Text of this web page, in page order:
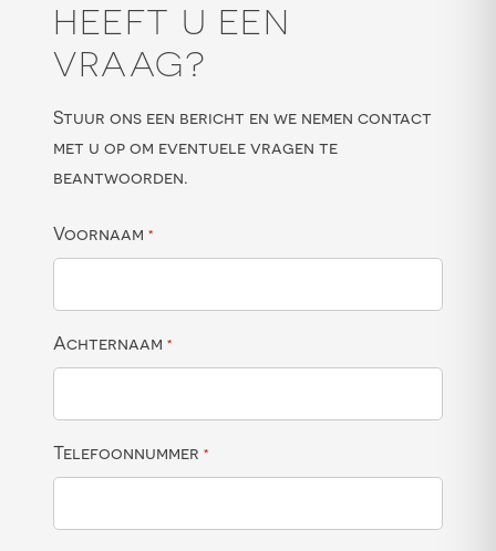
HEEFT U EEN
VRAAG?
Stuur ons een bericht en we nemen contact
met u op om eventuele vragen te
beantwoorden.
Voornaam *
Achternaam *
Telefoonnummer *